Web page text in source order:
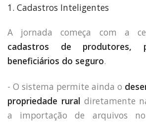
1. Cadastros Inteligentes
A jornada começa com a
cadastros de produtores,
beneficiários do seguro.
- O sistema permite ainda o
propriedade rural diretamente
a importação de arquivos